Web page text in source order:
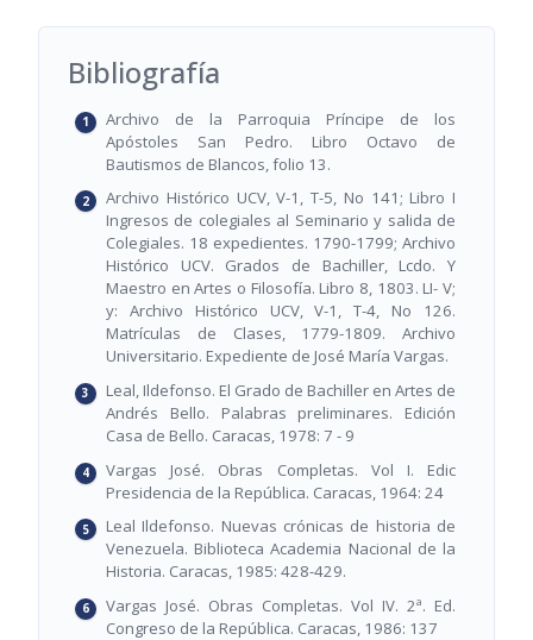
Bibliografía
Archivo de la Parroquia Príncipe de los
Apóstoles San Pedro. Libro Octavo de
Bautismos de Blancos, folio 13.
Archivo Histórico UCV, V-1, T-5, No 141; Libro I
Ingresos de colegiales al Seminario y salida de
Colegiales. 18 expedientes. 1790-1799; Archivo
Histórico UCV. Grados de Bachiller, Lcdo. Y
Maestro en Artes o Filosofía. Libro 8, 1803. LI- V;
y: Archivo Histórico UCV, V-1, T-4, No 126.
Matrículas de Clases, 1779-1809. Archivo
Universitario. Expediente de José María Vargas.
Leal, Ildefonso. El Grado de Bachiller en Artes de
Andrés Bello. Palabras preliminares. Edición
Casa de Bello. Caracas, 1978: 7 - 9
Vargas José. Obras Completas. Vol I. Edic
Presidencia de la República. Caracas, 1964: 24
Leal Ildefonso. Nuevas crónicas de historia de
Venezuela. Biblioteca Academia Nacional de la
Historia. Caracas, 1985: 428-429.
Vargas José. Obras Completas. Vol IV. 2ª. Ed.
Congreso de la República. Caracas, 1986: 137